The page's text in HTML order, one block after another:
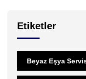
Etiketler
Beyaz Eşya